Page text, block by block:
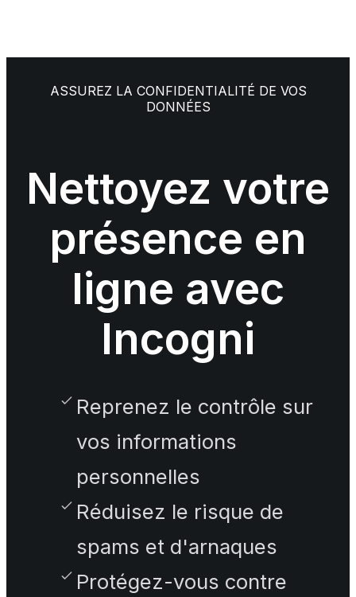
ASSUREZ LA CONFIDENTIALITÉ DE VOS
DONNÉES
Nettoyez votre
présence en
ligne avec
Incogni
Reprenez le contrôle sur
vos informations
personnelles
Réduisez le risque de
spams et d'arnaques
Protégez-vous contre